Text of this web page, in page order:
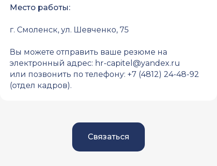
Место работы:
г. Смоленск, ул. Шевченко, 75
Вы можете отправить ваше резюме на
электронный адрес: hr-capitel@yandex.ru
или позвонить по телефону: +7 (4812) 24-48-92
(отдел кадров).
Связаться